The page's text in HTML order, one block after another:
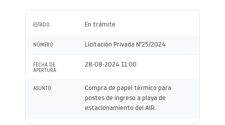
ESTADO En trámite
NÚMERO Licitación Privada N°25/2024
FECHA DE
APERTURA
28-08-2024 11:00
ASUNTO
Compra de papel térmico para
postes de ingreso a playa de
estacionamiento del AIR.